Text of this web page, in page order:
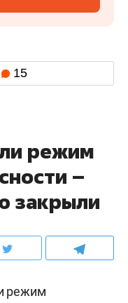
15
режим
–
закрыли
режим